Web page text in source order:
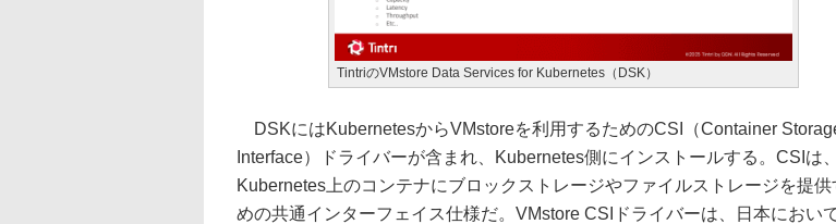
TintriのVMstore Data Services for Kubernetes（DSK）
DSKにはKubernetesからVMstoreを利用するためのCSI（Container
Interface）ドライバーが含まれ、Kubernetes側にインストールする。CSIは、
Kubernetes上のコンテナにブロックストレージやファイルストレージを提供
めの共通インターフェイス仕様だ。VMstore CSIドライバーは、日本におい